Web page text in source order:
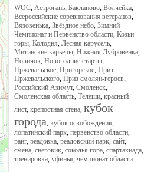
WOC, Астрогань, Бакланово, Волчейка,
Всероссийские соревнования ветеранов,
Вязовенька, Звёздное небо, Зимний
Чемпионат и Первенство области, Козьи
горы, Колодня, Лесная карусель,
Митинские карьеры, Нижняя Дубровенка,
Новичок, Новогодние старты,
Пржевальское, Пригорское, Приз
Пржевальского, Приз смолян-героев,
Российский Азимут, Смоленск,
Смоленская область, Телеши, красный
лист, крепостная стена, кубок
города, кубок освобождения,
лопатинский парк, первенство области,
ранг, реадовка, реадовский парк, сайт,
смена, снеговик, соколья гора, спартакиада,
тренировка, уфинья, чемпионат области